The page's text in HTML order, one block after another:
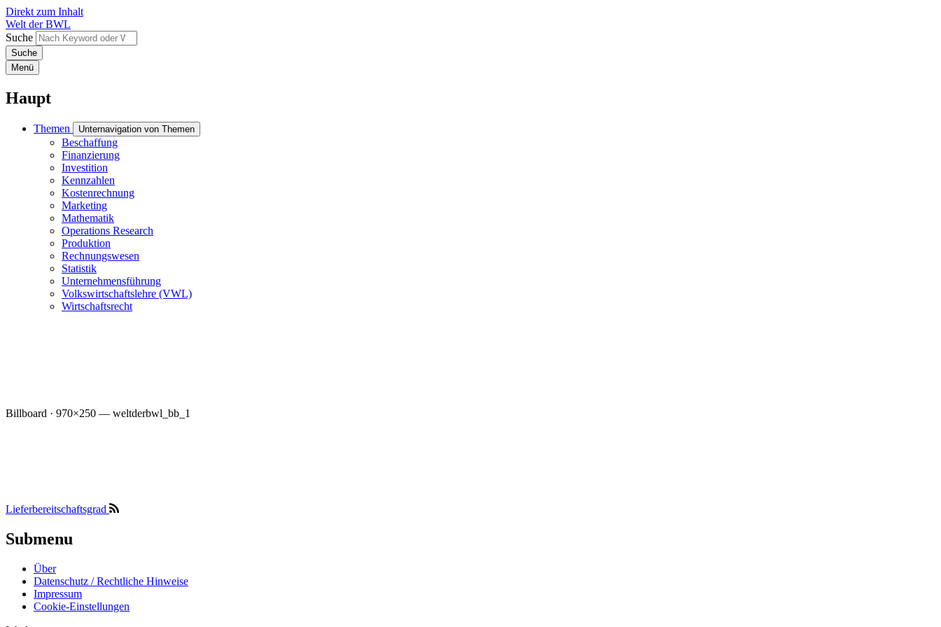
Direkt zum Inhalt
Welt der BWL
Suche
Menü
Haupt
Themen Unternavigation von Themen
Beschaffung
Finanzierung
Investition
Kennzahlen
Kostenrechnung
Marketing
Mathematik
Operations Research
Produktion
Rechnungswesen
Statistik
Unternehmensführung
Volkswirtschaftslehre (VWL)
Wirtschaftsrecht
Billboard · 970×250 — weltderbwl_bb_1
Lieferbereitschaftsgrad
Submenu
Über
Datenschutz / Rechtliche Hinweise
Impressum
Cookie-Einstellungen